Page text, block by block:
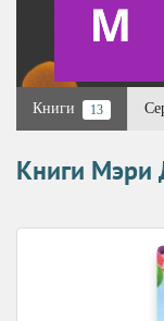
Книги 13
Книги Мэри